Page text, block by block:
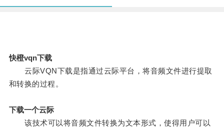
快橙vqn下载
云际VQN下载是指通过云际平台，将音频文件进行提取
和转换的过程。
下载一个云际
该技术可以将音频文件转换为文本形式，使得用户可以